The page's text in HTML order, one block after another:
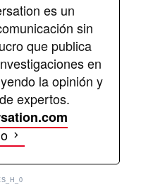
es un
sin
que publica
en
la opinión y
expertos.